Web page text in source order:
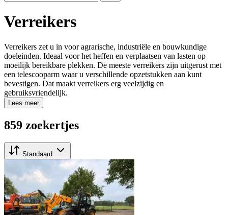
Verreikers
Verreikers zet u in voor agrarische, industriële en bouwkundige
doeleinden. Ideaal voor het heffen en verplaatsen van lasten op
moeilijk bereikbare plekken. De meeste verreikers zijn uitgerust met
een telescooparm waar u verschillende opzetstukken aan kunt
bevestigen. Dat maakt verreikers erg veelzijdig en
gebruiksvriendelijk.
Lees meer
859 zoekertjes
Standaard